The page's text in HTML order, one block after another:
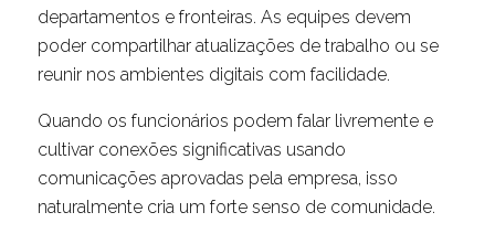
departamentos e fronteiras. As equipes devem
poder compartilhar atualizações de trabalho ou se
reunir nos ambientes digitais com facilidade.
Quando os funcionários podem falar livremente e
cultivar conexões significativas usando
comunicações aprovadas pela empresa, isso
naturalmente cria um forte senso de comunidade.